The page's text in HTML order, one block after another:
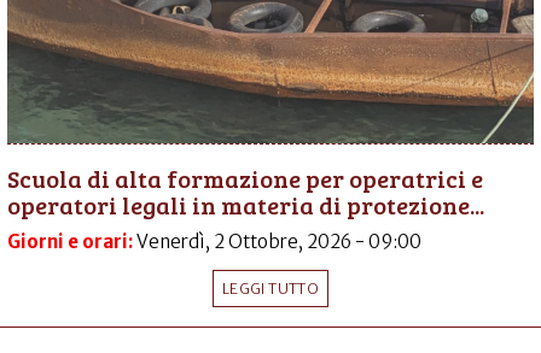
Scuola di alta formazione per operatrici e
operatori legali in materia di protezione...
Giorni e orari:Venerdì, 2 Ottobre, 2026 - 09:00
LEGGI TUTTO